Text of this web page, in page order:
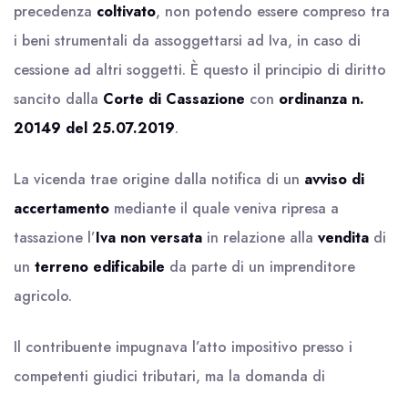
precedenza coltivato, non potendo essere compreso tra
i beni strumentali da assoggettarsi ad Iva, in caso di
cessione ad altri soggetti. È questo il principio di diritto
sancito dalla Corte di Cassazione con ordinanza n.
20149 del 25.07.2019.
La vicenda trae origine dalla notifica di un avviso di
accertamento mediante il quale veniva ripresa a
tassazione l’Iva non versata in relazione alla vendita di
un terreno edificabile da parte di un imprenditore
agricolo.
Il contribuente impugnava l’atto impositivo presso i
competenti giudici tributari, ma la domanda di